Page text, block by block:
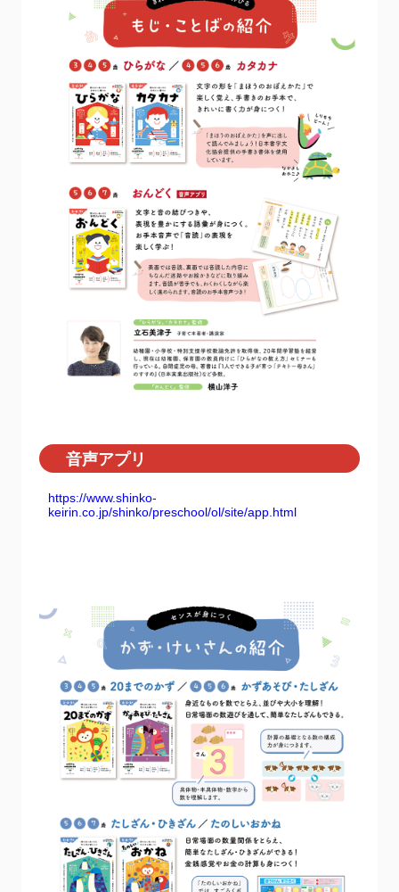
音声アプリ
https://www.shinko-
keirin.co.jp/shinko/preschool/ol/site/app.html